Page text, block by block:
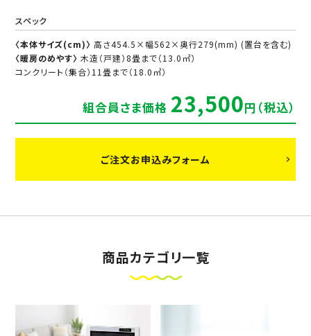
スペック
〈本体サイズ(cm)〉 高さ454.5×幅562×奥行279(mm) (置台を含む)
〈暖房のめやす〉 木造（戸建）8畳まで（13.0㎡）
コンクリート（集合）11畳まで（18.0㎡）
組合員さま価格 23,500円（税込）
ご注文お申込みフォーム
商品カテゴリ一覧